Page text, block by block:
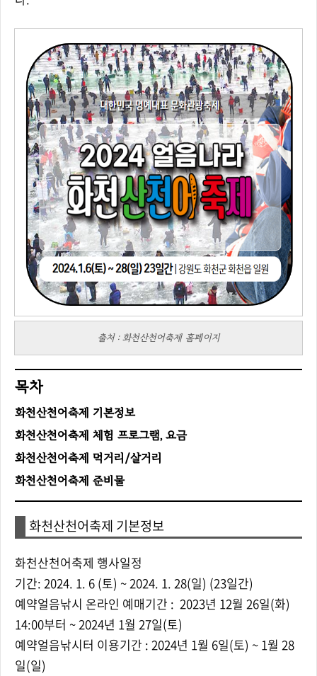
출처 : 화천산천어축제 홈페이지
목차
화천산천어축제 기본정보
화천산천어축제 체험 프로그램, 요금
화천산천어축제 먹거리/살거리
화천산천어축제 준비물
화천산천어축제 기본정보
화천산천어축제 행사일정
기간: 2024. 1. 6 (토) ~ 2024. 1. 28(일) (23일간)
예약얼음낚시 온라인 예매기간 : 2023년 12월 26일(화)
14:00부터 ~ 2024년 1월 27일(토)
예약얼음낚시터 이용기간 : 2024년 1월 6일(토) ~ 1월 28
일(일)